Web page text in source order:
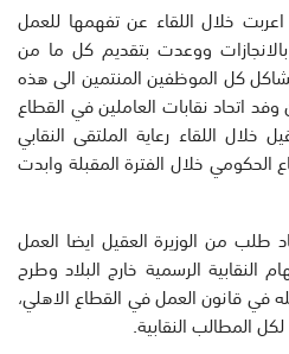
اعربت خلال اللقاء عن تفهمها للعمل
بالانجازات ووعدت بتقديم كل ما من
كل الموظفين المنتمين الى هذه
وفد اتحاد نقابات العاملين في القطاع
اللقاء رعاية الملتقى النقابي
الحكومي خلال الفترة المقبلة وابدت
طلب من الوزيرة العقيل ايضا العمل
النقابية الرسمية خارج البلاد وطرح
في قانون العمل في القطاع الاهلي،
المطالب النقابية.